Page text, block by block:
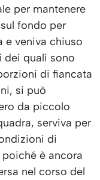
per mantenere
fondo per
e veniva chiuso
dei quali sono
di fiancata
si può
da piccolo
serviva per
di
è ancora
nel corso del